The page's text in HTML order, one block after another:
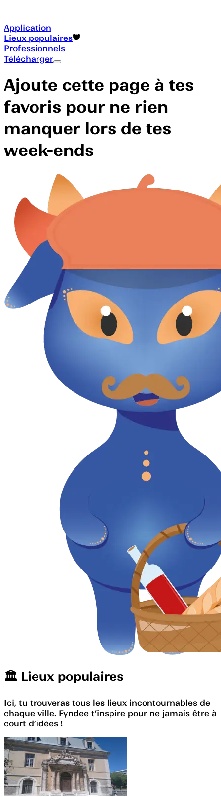
Application
Lieux populaires
Professionnels
Télécharger
Ajoute cette page à tes
favoris pour ne rien
manquer lors de tes
week-ends
🏛️️ Lieux populaires
Ici, tu trouveras tous les lieux incontournables de
chaque ville. Fyndee t’inspire pour ne jamais être à
court d’idées !